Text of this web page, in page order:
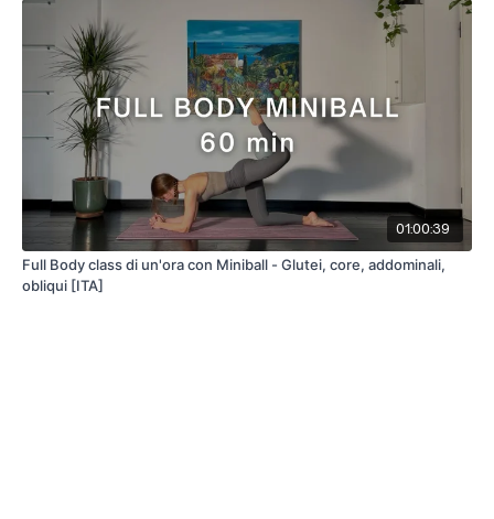
01:00:39
Full Body class di un'ora con Miniball - Glutei, core, addominali,
obliqui [ITA]